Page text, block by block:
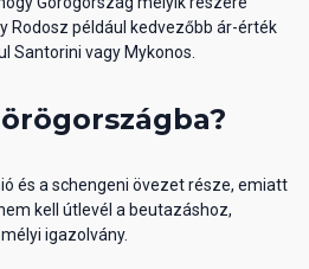
Rodosz például kedvezőbb ár-érték
Santorini vagy Mykonos.
és a schengeni övezet része, emiatt
kell útlevél a beutazáshoz,
igazolvány.